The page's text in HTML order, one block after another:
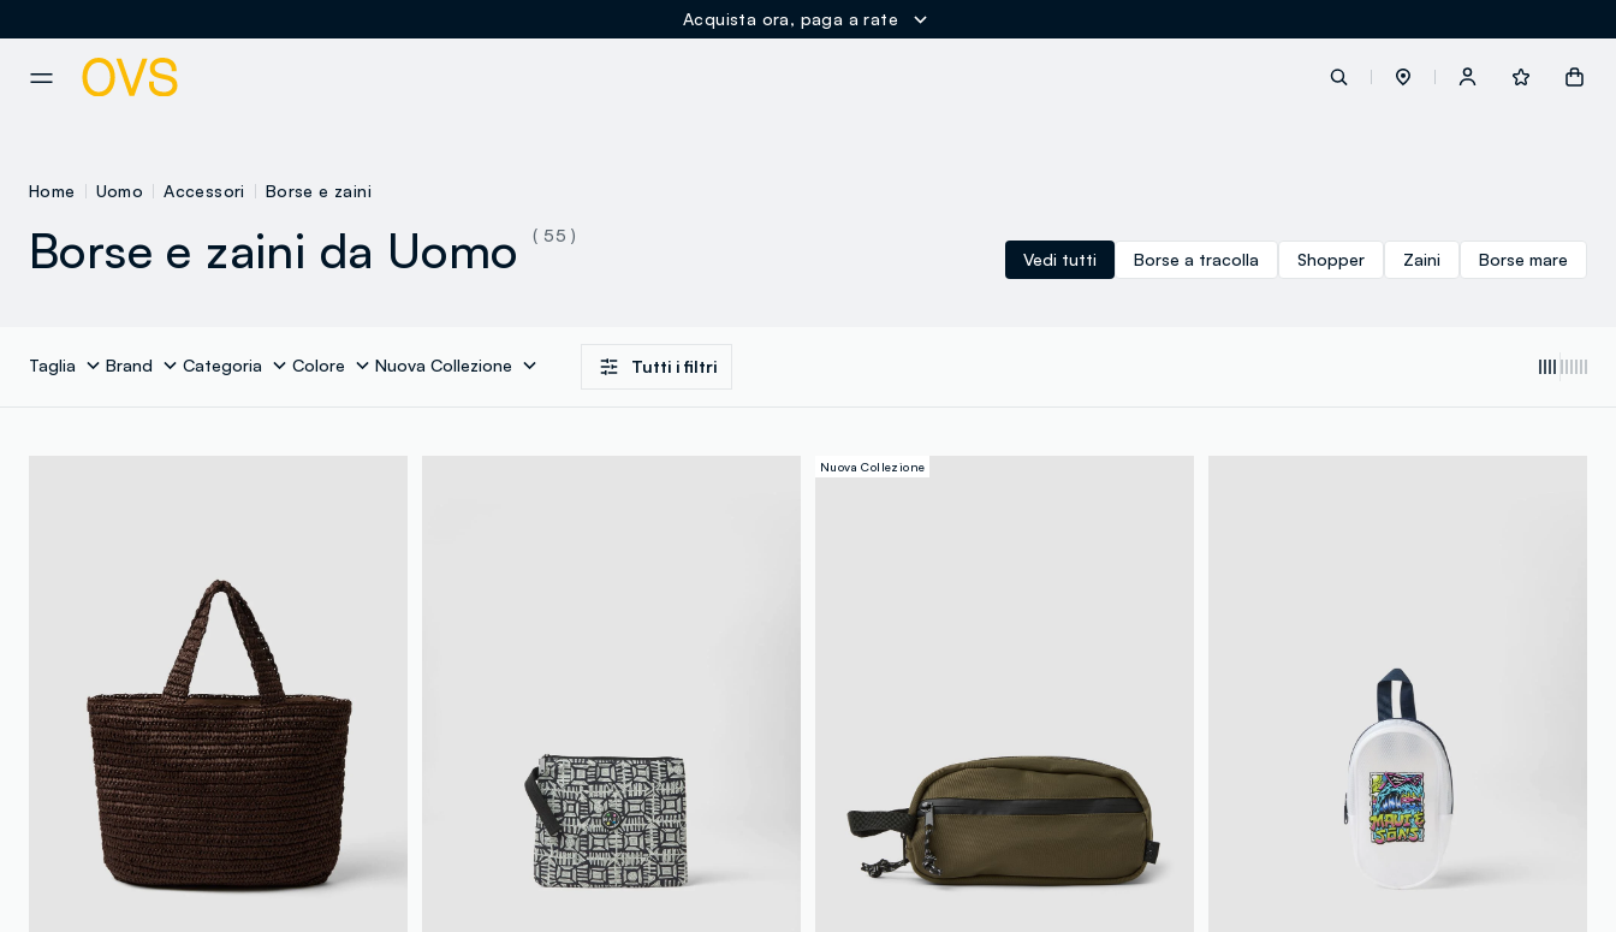
button.loginandregister
Home Uomo Accessori Borse e zaini
Borse e zaini da Uomo
( 55 )
Vedi tutti
Borse a tracolla Shopper Zaini Borse mare
Taglia Brand Categoria Colore Nuova Collezione Tutti i filtri
Nuova Collezione